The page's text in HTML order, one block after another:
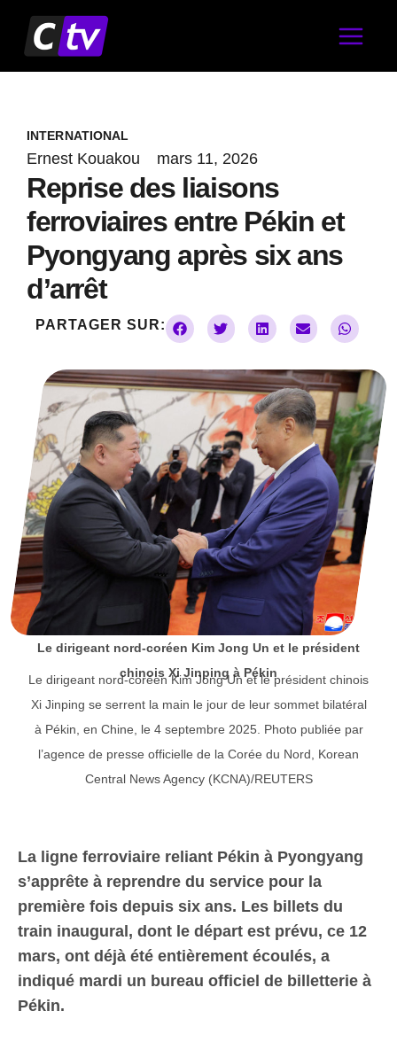
contenu
INTERNATIONAL
Ernest Kouakou mars 11, 2026
Reprise des liaisons
ferroviaires entre Pékin et
Pyongyang après six ans
d’arrêt
PARTAGER SUR:
Le dirigeant nord-coréen Kim Jong Un et le président
chinois Xi Jinping à Pékin
Le dirigeant nord-coréen Kim Jong Un et le président chinois
Xi Jinping se serrent la main le jour de leur sommet bilatéral
à Pékin, en Chine, le 4 septembre 2025. Photo publiée par
l’agence de presse officielle de la Corée du Nord, Korean
Central News Agency (KCNA)/REUTERS
La ligne ferroviaire reliant Pékin à Pyongyang
s’apprête à reprendre du service pour la
première fois depuis six ans. Les billets du
train inaugural, dont le départ est prévu, ce 12
mars, ont déjà été entièrement écoulés, a
indiqué mardi un bureau officiel de billetterie à
Pékin.